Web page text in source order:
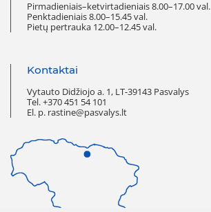
Pirmadieniais–ketvirtadieniais 8.00–17.00 val.
Penktadieniais 8.00–15.45 val.
Pietų pertrauka 12.00–12.45 val.
Kontaktai
Vytauto Didžiojo a. 1, LT-39143 Pasvalys
Tel. +370 451 54 101
El. p. rastine@pasvalys.lt